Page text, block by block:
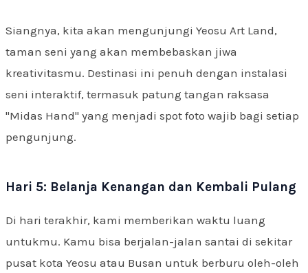
Siangnya, kita akan mengunjungi Yeosu Art Land,
taman seni yang akan membebaskan jiwa
kreativitasmu. Destinasi ini penuh dengan instalasi
seni interaktif, termasuk patung tangan raksasa
"Midas Hand" yang menjadi spot foto wajib bagi setiap
pengunjung.
Hari 5: Belanja Kenangan dan Kembali Pulang
Di hari terakhir, kami memberikan waktu luang
untukmu. Kamu bisa berjalan-jalan santai di sekitar
pusat kota Yeosu atau Busan untuk berburu oleh-oleh